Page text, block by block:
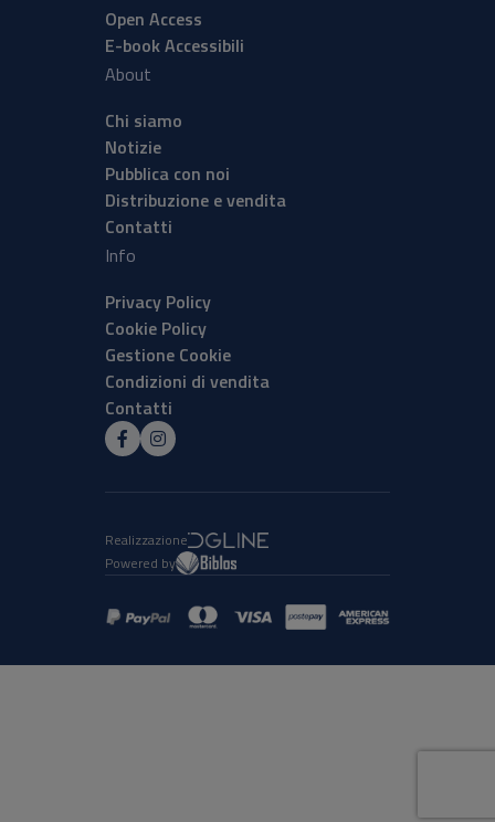
Open Access
E-book Accessibili
About
Chi siamo
Notizie
Pubblica con noi
Distribuzione e vendita
Contatti
Info
Privacy Policy
Cookie Policy
Gestione Cookie
Condizioni di vendita
Contatti
Realizzazione
Powered by